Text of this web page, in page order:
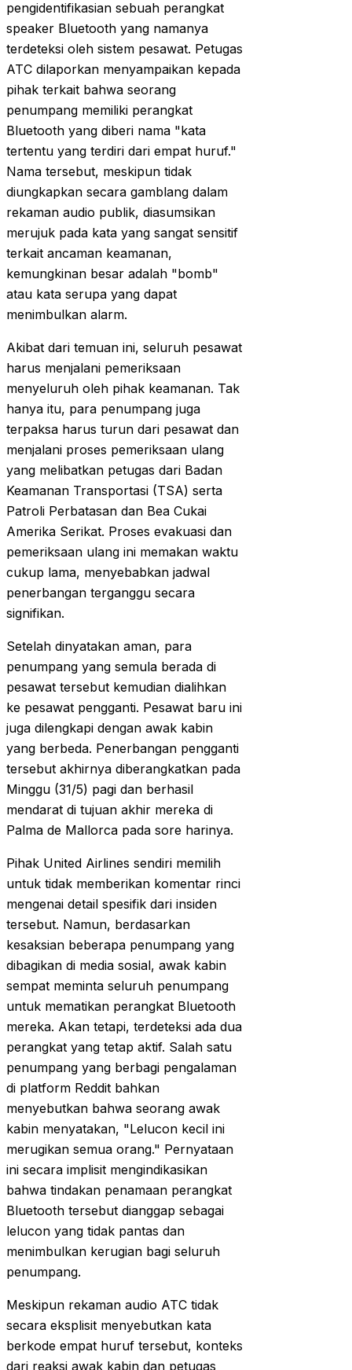
pengidentifikasian sebuah perangkat
speaker Bluetooth yang namanya
terdeteksi oleh sistem pesawat. Petugas
ATC dilaporkan menyampaikan kepada
pihak terkait bahwa seorang
penumpang memiliki perangkat
Bluetooth yang diberi nama "kata
tertentu yang terdiri dari empat huruf."
Nama tersebut, meskipun tidak
diungkapkan secara gamblang dalam
rekaman audio publik, diasumsikan
merujuk pada kata yang sangat sensitif
terkait ancaman keamanan,
kemungkinan besar adalah "bomb"
atau kata serupa yang dapat
menimbulkan alarm.
Akibat dari temuan ini, seluruh pesawat
harus menjalani pemeriksaan
menyeluruh oleh pihak keamanan. Tak
hanya itu, para penumpang juga
terpaksa harus turun dari pesawat dan
menjalani proses pemeriksaan ulang
yang melibatkan petugas dari Badan
Keamanan Transportasi (TSA) serta
Patroli Perbatasan dan Bea Cukai
Amerika Serikat. Proses evakuasi dan
pemeriksaan ulang ini memakan waktu
cukup lama, menyebabkan jadwal
penerbangan terganggu secara
signifikan.
Setelah dinyatakan aman, para
penumpang yang semula berada di
pesawat tersebut kemudian dialihkan
ke pesawat pengganti. Pesawat baru ini
juga dilengkapi dengan awak kabin
yang berbeda. Penerbangan pengganti
tersebut akhirnya diberangkatkan pada
Minggu (31/5) pagi dan berhasil
mendarat di tujuan akhir mereka di
Palma de Mallorca pada sore harinya.
Pihak United Airlines sendiri memilih
untuk tidak memberikan komentar rinci
mengenai detail spesifik dari insiden
tersebut. Namun, berdasarkan
kesaksian beberapa penumpang yang
dibagikan di media sosial, awak kabin
sempat meminta seluruh penumpang
untuk mematikan perangkat Bluetooth
mereka. Akan tetapi, terdeteksi ada dua
perangkat yang tetap aktif. Salah satu
penumpang yang berbagi pengalaman
di platform Reddit bahkan
menyebutkan bahwa seorang awak
kabin menyatakan, "Lelucon kecil ini
merugikan semua orang." Pernyataan
ini secara implisit mengindikasikan
bahwa tindakan penamaan perangkat
Bluetooth tersebut dianggap sebagai
lelucon yang tidak pantas dan
menimbulkan kerugian bagi seluruh
penumpang.
Meskipun rekaman audio ATC tidak
secara eksplisit menyebutkan kata
berkode empat huruf tersebut, konteks
dari reaksi awak kabin dan petugas